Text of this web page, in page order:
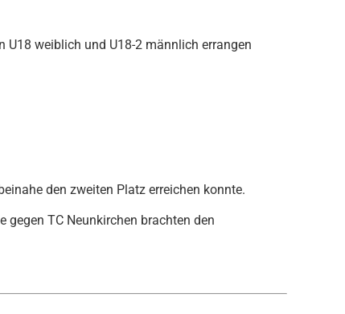
weiblich und U18-2 männlich errangen
den zweiten Platz erreichen konnte.
gegen TC Neunkirchen brachten den